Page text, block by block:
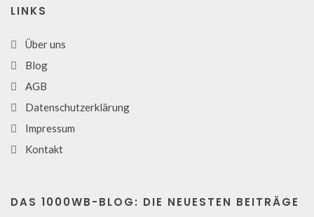
LINKS
Über uns
Blog
AGB
Datenschutzerklärung
Impressum
Kontakt
DAS 1000WB-BLOG: DIE NEUESTEN BEITRÄGE